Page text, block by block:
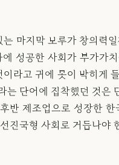
마지막 보루가 창의력
성공한 사회가 부가가
라고 귀에 못이 박히게
단어에 집착했던 것은
반 제조업으로 성장한 한
진국형 사회로 거듭나야